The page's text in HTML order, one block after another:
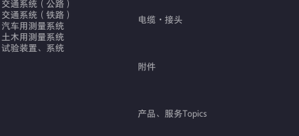
交通系统（公路）
交通系统（铁路）
汽车用测量系统
土木用测量系统
试验装置、系统
电缆・接头
附件
产品、服务Topics